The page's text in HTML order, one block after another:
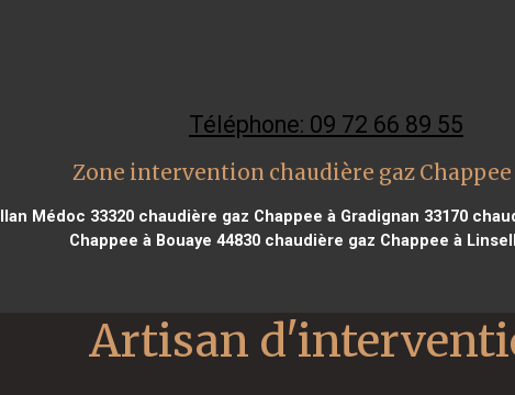
Téléphone: 09 72 66 89 55
Zone intervention chaudière gaz
Médoc 33320 chaudière gaz Chappee à Gradignan 33170
Chappee à Bouaye 44830chaudière gaz Chappee à
Artisan